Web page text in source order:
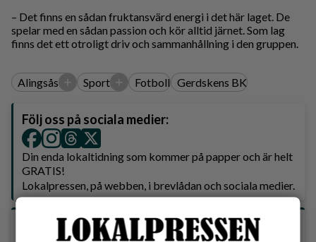
– Det finns en sådan fruktansvärd energi i det här laget. De
spelar med en sådan passion och kör alltid järnet. Som lag
finns det ett otroligt driv och sammanhållning i den gruppen.
Alingsås + Sport + Fotboll Gerdskens BK
Följ oss på sociala medier:
Din enda lokaltidning som kommer på papper och är helt
GRATIS!
Lokalpressen, på webben, i brevlådan och sociala medier.
Vilket parti skulle du rösta på om det var val